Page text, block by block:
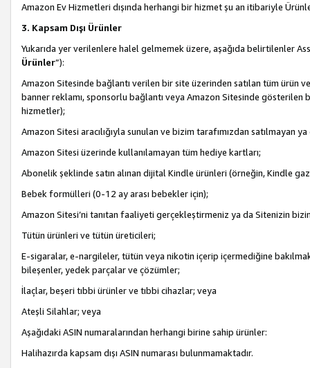
Amazon Ev Hizmetleri dışında herhangi bir hizmet şu an itibariyle
3. Kapsam Dışı Ürünler
Yukarıda yer verilenlere halel gelmemek üzere, aşağıda belirtilenler
Ürünler”):
Amazon Sitesinde bağlantı verilen bir site üzerinden satılan tüm ürün
banner reklamı, sponsorlu bağlantı veya Amazon Sitesinde gösterilen
hizmetler);
Amazon Sitesi aracılığıyla sunulan ve bizim tarafımızdan satılmayan
Amazon Sitesi üzerinde kullanılamayan tüm hediye kartları;
Abonelik şeklinde satın alınan dijital Kindle ürünleri (örneğin, Kindle
Bebek formülleri (0-12 ay arası bebekler için);
Amazon Sitesi’ni tanıtan faaliyeti gerçekleştirmeniz ya da Sitenizin
Tütün ürünleri ve tütün üreticileri;
E-sigaralar, e-nargileler, tütün veya nikotin içerip içermediğine
bileşenler, yedek parçalar ve çözümler;
İlaçlar, beşeri tıbbi ürünler ve tıbbi cihazlar; veya
Ateşli Silahlar; veya
Aşağıdaki ASIN numaralarından herhangi birine sahip ürünler:
Halihazırda kapsam dışı ASIN numarası bulunmamaktadır.